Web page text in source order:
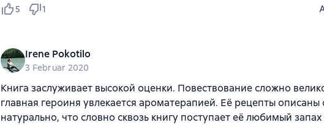
5 1
Irene Pokotilo
3 Februar 2020
Книга заслуживает высокой оценки. Повествование сложно
главная героиня увлекается ароматерапией. Её рецепты описаны
натурально, что словно сквозь книгу поступает её любимый